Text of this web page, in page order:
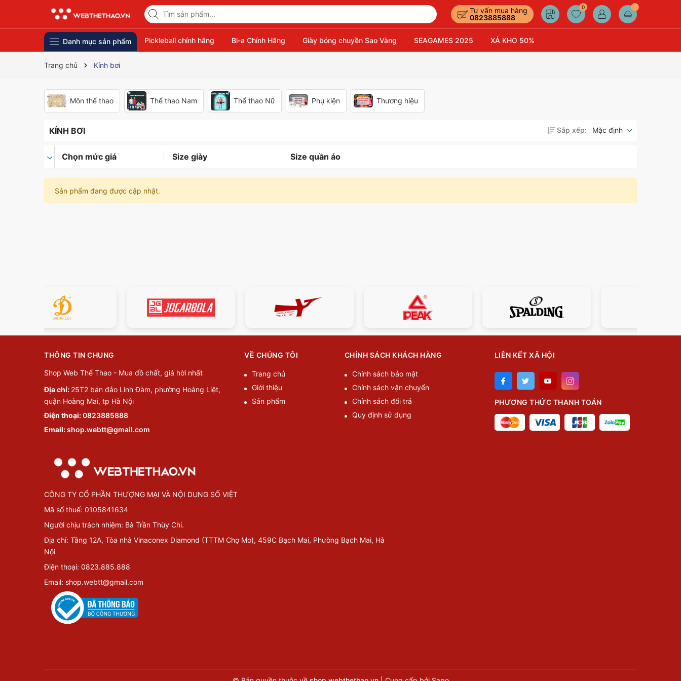
Tư vấn mua hàng
0823885888
0
Danh mục sản phẩm Pickleball chính hãng Bi-a Chính Hãng Giày bóng chuyền Sao Vàng SEAGAMES 2025 XẢ KHO 50%
Trang chủ Kính bơi
Môn thể thao Thể thao Nam Thể thao Nữ Phụ kiện Thương hiệu
KÍNH BƠI
Chọn mức giá Size giày Size quần áo
Sắp xếp: Mặc định
Sản phẩm đang được cập nhật.
THÔNG TIN CHUNG
Shop Web Thể Thao - Mua đồ chất, giá hời nhất
Địa chỉ: 25T2 bán đảo Linh Đàm, phường Hoàng Liệt,
quận Hoàng Mai, tp Hà Nội
Điện thoại:0823885888
Email:shop.webtt@gmail.com
VỀ CHÚNG TÔI
Trang chủ
Giới thiệu
Sản phẩm
CHÍNH SÁCH KHÁCH HÀNG
Chính sách bảo mật
Chính sách vận chuyển
Chính sách đổi trả
Quy định sử dụng
LIÊN KẾT XÃ HỘI
PHƯƠNG THỨC THANH TOÁN
CÔNG TY CỔ PHẦN THƯỢNG MẠI VÀ NỘI DUNG SỐ VIỆT
Mã số thuế: 0105841634
Người chịu trách nhiệm: Bà Trần Thùy Chi.
Địa chỉ: Tầng 12A, Tòa nhà Vinaconex Diamond (TTTM Chợ Mơ), 459C Bạch Mai, Phường Bạch Mai, Hà
Nội
Điện thoại: 0823.885.888
Email: shop.webtt@gmail.com